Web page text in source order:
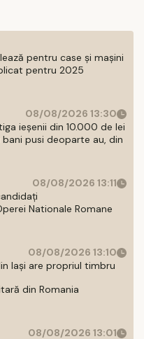
pentru case și mașini
pentru 2025
08/08/2026 13:30
ieșenii din 10.000 de lei
pusi deoparte au, din
08/08/2026 13:11
Nationale Romane
08/08/2026 13:10
Iași are propriul timbru
din Romania
08/08/2026 13:01